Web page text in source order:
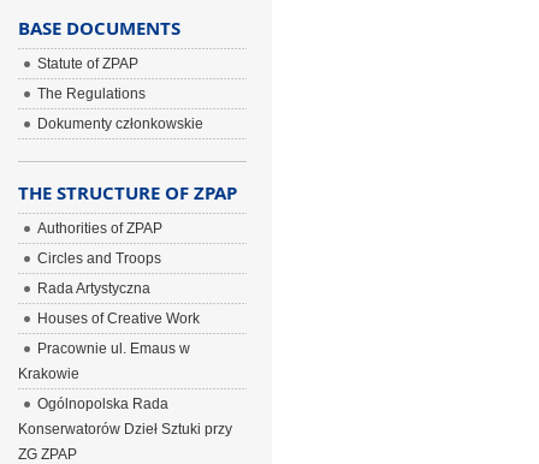
BASE DOCUMENTS
Statute of ZPAP
The Regulations
Dokumenty członkowskie
THE STRUCTURE OF ZPAP
Authorities of ZPAP
Circles and Troops
Rada Artystyczna
Houses of Creative Work
Pracownie ul. Emaus w
Krakowie
Ogólnopolska Rada
Konserwatorów Dzieł Sztuki przy
ZG ZPAP